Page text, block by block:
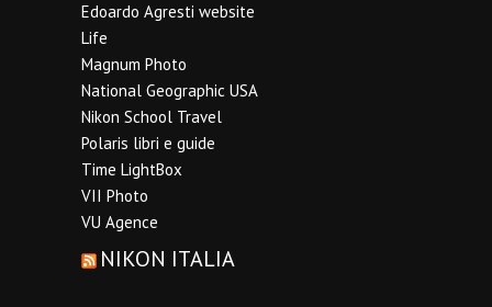
Edoardo Agresti website
Life
Magnum Photo
National Geographic USA
Nikon School Travel
Polaris libri e guide
Time LightBox
VII Photo
VU Agence
NIKON ITALIA